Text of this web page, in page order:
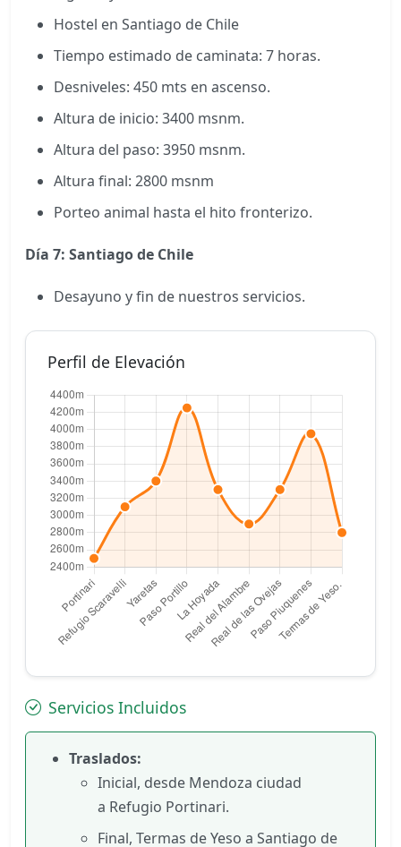
Hostel en Santiago de Chile
Tiempo estimado de caminata: 7 horas.
Desniveles: 450 mts en ascenso.
Altura de inicio: 3400 msnm.
Altura del paso: 3950 msnm.
Altura final: 2800 msnm
Porteo animal hasta el hito fronterizo.
Día 7: Santiago de Chile
Desayuno y fin de nuestros servicios.
Perfil de Elevación
Servicios Incluidos
Traslados:
Inicial, desde Mendoza ciudad
a Refugio Portinari.
Final, Termas de Yeso a Santiago de